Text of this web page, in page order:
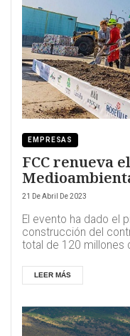
EMPRESAS
FCC renueva
Placer, en
21 De Abril De 2023
El evento ha dado el
construcción del
total de 120 millones
LEER MÁS